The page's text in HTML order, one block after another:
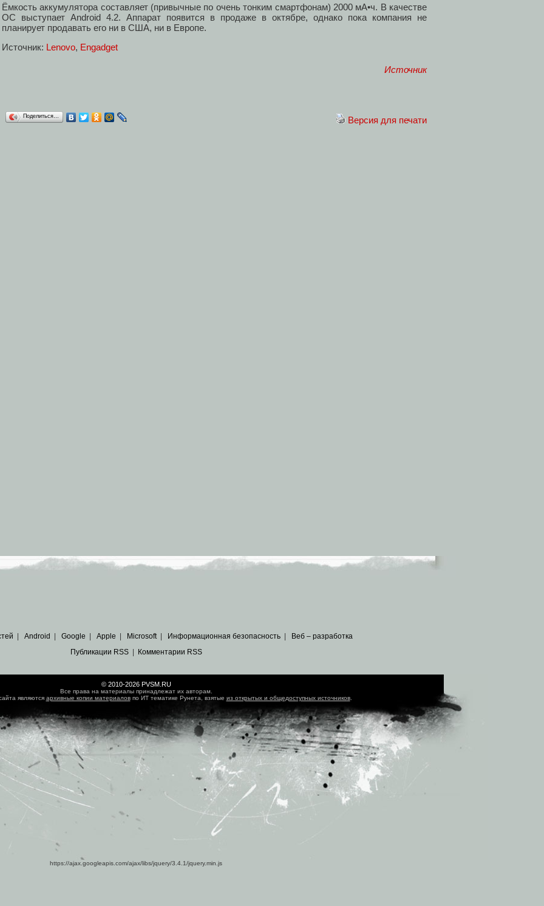
Ёмкость аккумулятора составляет (привычные по очень тонким смартфонам) 2000 мА•ч. В качестве
ОС выступает Android 4.2. Аппарат появится в продаже в октябре, однако пока компания не
планирует продавать его ни в США, ни в Европе.
Источник: Lenovo, Engadget
Источник
Версия для печати
Поделиться…
Android Google Apple Microsoft| Информационная безопасность
Веб – разработка
Публикации RSS| Комментарии RSS
© 2010-2026 PVSM.RU
Все права на материалы принадлежат их авторам.
являются архивные копии материаловпо ИТ тематике Рунета, взятые из открытых и общедоступных источников.
https://ajax.googleapis.com/ajax/libs/jquery/3.4.1/jquery.min.js